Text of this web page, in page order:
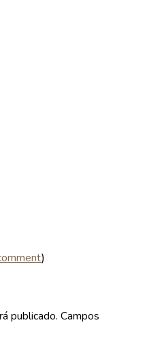
)
publicado. Campos